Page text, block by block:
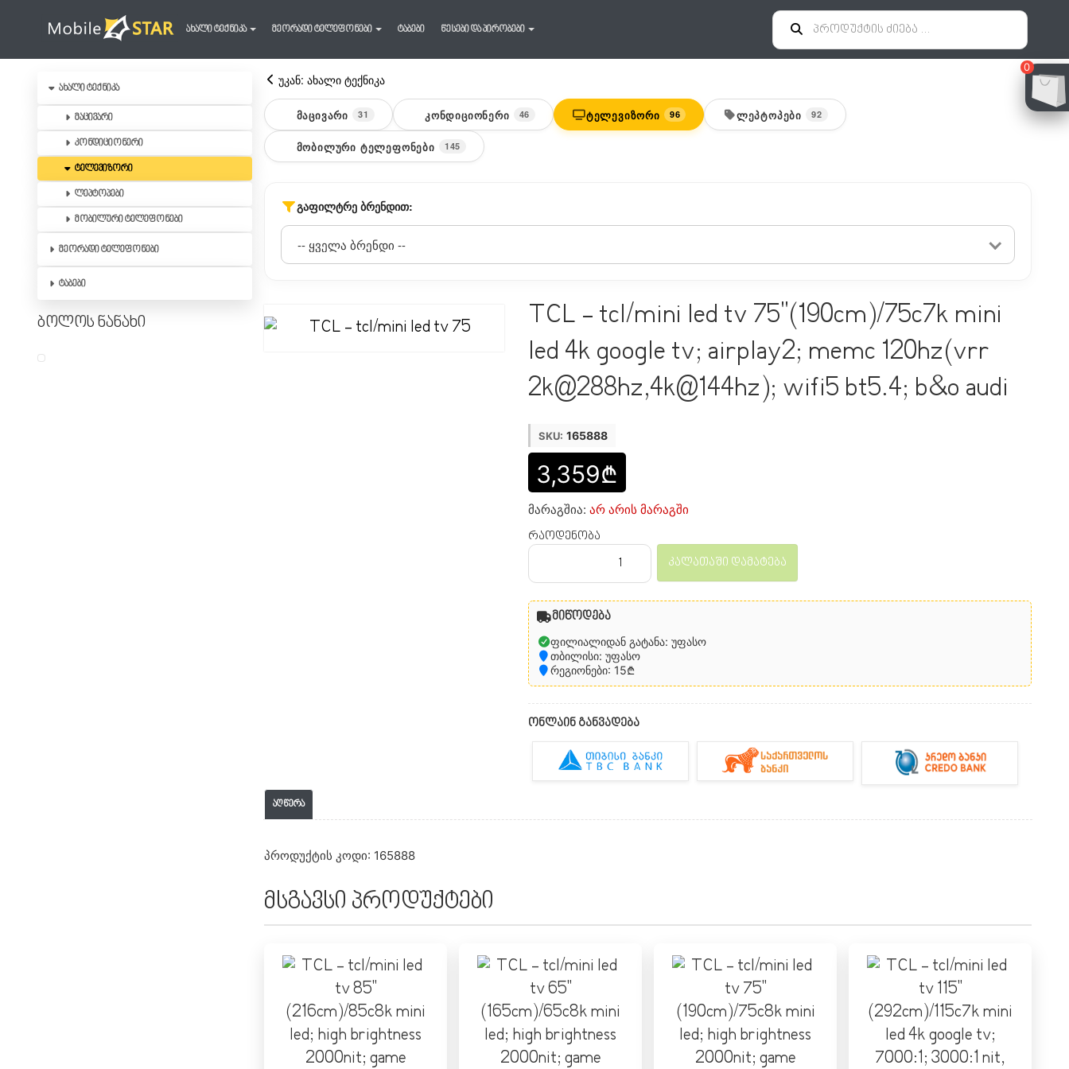
0
ახალი ტექნიკა მეორადი ტელეფონები ტაბები წესები და პირობები
ახალი ტექნიკა
მაცივარი
კონდიციონერი
ტელევიზორი
ლეპტოპები
მობილური ტელეფონები
მეორადი ტელეფონები
ტაბები
ბოლოს ნანახი
უკან: ახალი ტექნიკა
ᲛᲐᲪᲘᲕᲐᲠᲘ 31 ᲙᲝᲜᲓᲘᲪᲘᲝᲜᲔᲠᲘ 46 ᲢᲔᲚᲔᲕᲘᲖᲝᲠᲘ 96 ᲚᲔᲞᲢᲝᲞᲔᲑᲘ 92
ᲛᲝᲑᲘᲚᲣᲠᲘ ᲢᲔᲚᲔᲤᲝᲜᲔᲑᲘ 145
ᲒᲐᲤᲘᲚᲢᲠᲔ ᲑᲠᲔᲜᲓᲘᲗ:
TCL - tcl/mini led tv 75"(190cm)/75c7k mini
led 4k google tv; airplay2; memc 120hz(vrr
2k@288hz,4k@144hz); wifi5 bt5.4; b&o audi
SKU: 165888
3,359₾
მარაგშია: არ არის მარაგში
რაოდენობა
კალათაში დამატება
მიწოდება
ფილიალიდან გატანა: უფასო
თბილისი: უფასო
რეგიონები: 15₾
ონლაინ განვადება
აღწერა
პროდუქტის კოდი: 165888
მსგავსი პროდუქტები